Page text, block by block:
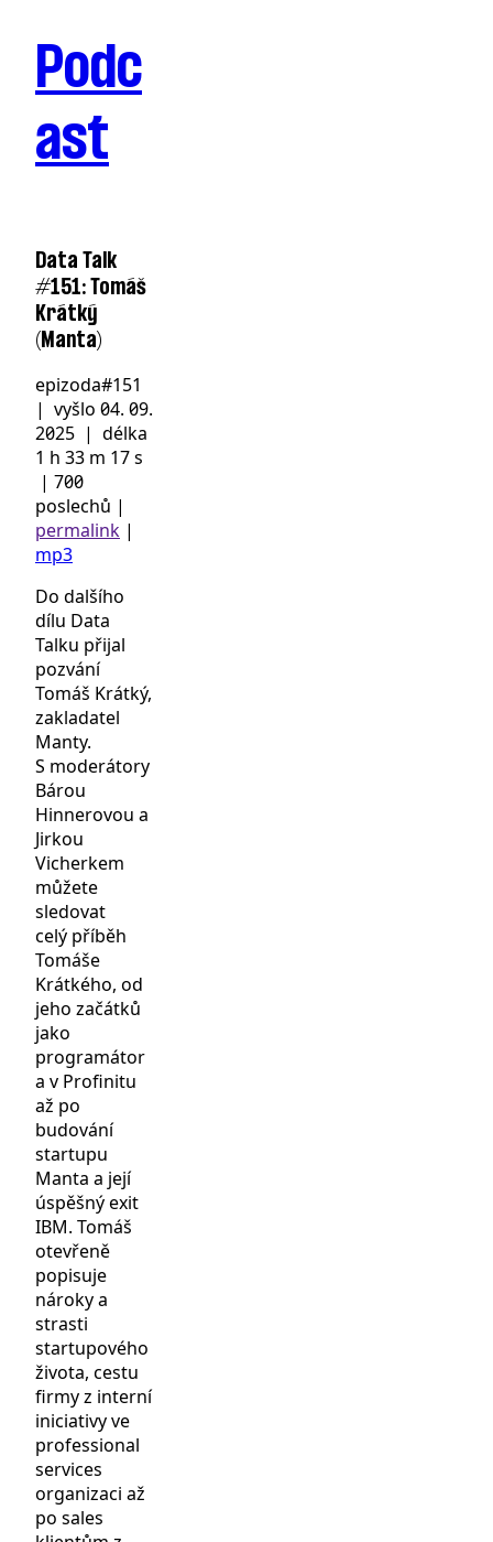
Podc
ast
Data Talk
#151: Tomáš
Krátký
(Manta)
epizoda#151
| vyšlo 04. 09.
2025 | délka
1 h 33 m 17 s
| 700
poslechů |
permalink |
mp3
Do dalšího
dílu Data
Talku přijal
pozvání
Tomáš Krátký,
zakladatel
Manty.
S moderátory
Bárou
Hinnerovou a
Jirkou
Vicherkem
můžete
sledovat
celý příběh
Tomáše
Krátkého, od
jeho začátků
jako
programátor
a v Profinitu
až po
budování
startupu
Manta a její
úspěšný exit
IBM. Tomáš
otevřeně
popisuje
nároky a
strasti
startupového
života, cestu
firmy z interní
iniciativy ve
professional
services
organizaci až
po sales